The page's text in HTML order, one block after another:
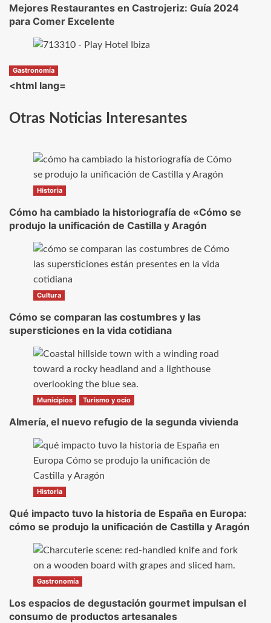
Mejores Restaurantes en Castrojeriz: Guía 2024
para Comer Excelente
Gastronomía
<html lang=
Otras Noticias Interesantes
Historia
Cómo ha cambiado la historiografía de «Cómo se
produjo la unificación de Castilla y Aragón
Cultura
Cómo se comparan las costumbres y las
supersticiones en la vida cotidiana
Municipios Turismo y ocio
Almería, el nuevo refugio de la segunda vivienda
Historia
Qué impacto tuvo la historia de España en Europa:
cómo se produjo la unificación de Castilla y Aragón
Gastronomía
Los espacios de degustación gourmet impulsan el
consumo de productos artesanales